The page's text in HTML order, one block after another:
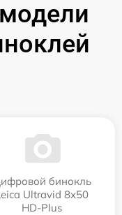
бинокль
Ultravid 8x50
HD-Plus